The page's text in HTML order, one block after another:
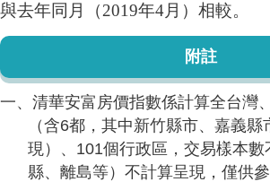
與去年同月（2019年4月）相較。
附註
一、清華安富房價指數係計算全台灣
（含6都，其中新竹縣市、嘉義
現）、101個行政區，交易樣本數
縣、離島等）不計算呈現，僅供參